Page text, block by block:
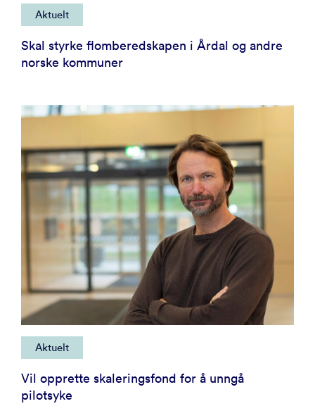
Aktuelt
Skal styrke flomberedskapen i Årdal og andre
norske kommuner
Aktuelt
Vil opprette skaleringsfond for å unngå
pilotsyke